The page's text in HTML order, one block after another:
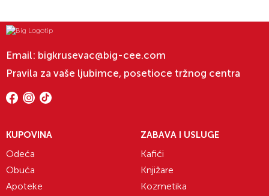
Email: bigkrusevac@big-cee.com
Pravila za vaše ljubimce, posetioce tržnog centra
KUPOVINA
Odeća
Obuća
Apoteke
ZABAVA I USLUGE
Kafići
Knjižare
Kozmetika